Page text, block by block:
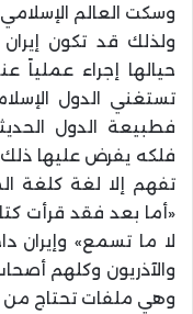
وسكت العالم
ولذلك قد تكون
حيالها إجراء عملياً
تستغني الدول
فطبيعة الدول
فلكه يفرض عليها ذلك،
تفهم إلا لغة كلغة
«أما بعد فقد قرأت
لا ما تسمع» وإيران
والآذريون وكلهم
وهي ملفات تحتاج من